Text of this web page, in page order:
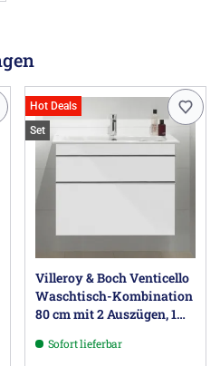
Hot Deals
Set
Villeroy & Boch Venticello
Waschtisch-Kombination
80 cm mit 2 Auszügen, 1
Sofort lieferbar